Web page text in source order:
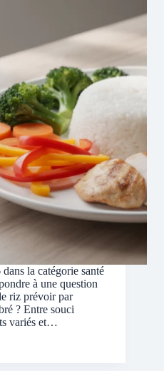
la catégorie santé
à une question
riz prévoir par
? Entre souci
variés et…